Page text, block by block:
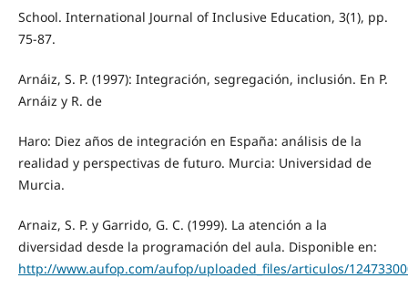
School. International Journal of Inclusive Education, 3(1), pp.
75-87.
Arnáiz, S. P. (1997): Integración, segregación, inclusión. En P.
Arnáiz y R. de
Haro: Diez años de integración en España: análisis de la
realidad y perspectivas de futuro. Murcia: Universidad de
Murcia.
Arnaiz, S. P. y Garrido, G. C. (1999). La atención a la
diversidad desde la programación del aula. Disponible en:
http://www.aufop.com/aufop/uploaded_files/articulos/